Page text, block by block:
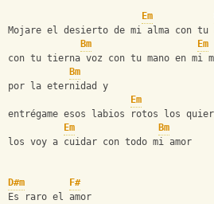
Em
Mojare el desierto de mi alma con tu
Bm
Em
con tu tierna voz con tu mano en mi
Bm
por la eternidad y
Em
entrégame esos labios rotos los
Em
Bm
los voy a cuidar con todo mi amor
D#m
F#
Es raro el amor